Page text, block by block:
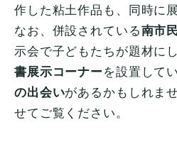
作した粘土作品も、同時に
なお、併設されている南市
示会で子どもたちが題材に
書展示コーナーを設置して
の出会いがあるかもしれま
せてご覧ください。